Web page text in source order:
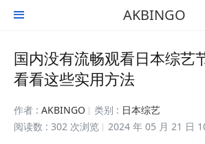
 AKBINGO
国内没有流畅观看日本综艺
看看这些实用方法
作者 : AKBINGO 类别 : 日本综艺
阅读数 : 302 次浏览
2024 年 05 月 21 日